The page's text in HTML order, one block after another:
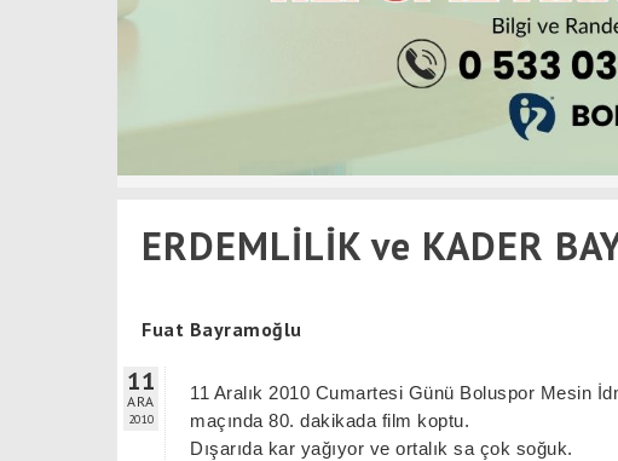
ERDEMLİLİK ve KADER
Fuat Bayramoğlu
11
ARA
2010
11 Aralık 2010 Cumartesi Günü Boluspor Mesin
maçında 80. dakikada film koptu.
Dışarıda kar yağıyor ve ortalık sa çok soğuk.